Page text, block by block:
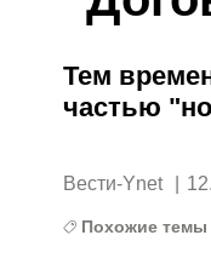
Тем
частью
Вести-Ynet
Похожие темы